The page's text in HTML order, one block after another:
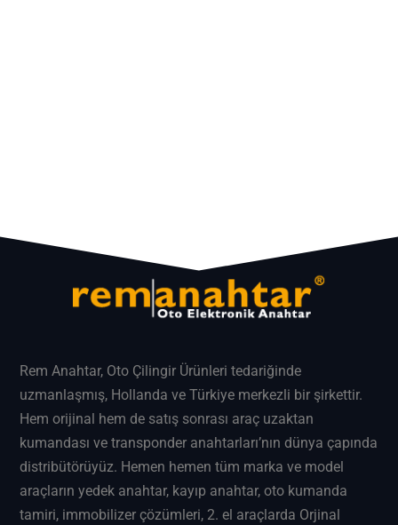
Rem Anahtar, Oto Çilingir Ürünleri tedariğinde
uzmanlaşmış, Hollanda ve Türkiye merkezli bir şirkettir.
Hem orijinal hem de satış sonrası araç uzaktan
kumandası ve transponder anahtarları’nın dünya çapında
distribütörüyüz. Hemen hemen tüm marka ve model
araçların yedek anahtar, kayıp anahtar, oto kumanda
tamiri, immobilizer çözümleri, 2. el araçlarda Orjinal